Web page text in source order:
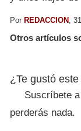
Por REDACCION ,
Otros artículos
¿Te gustó
Suscríbete
perderás nada.